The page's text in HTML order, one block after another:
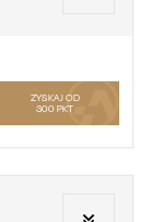
ZYSKAJ OD
300 PKT